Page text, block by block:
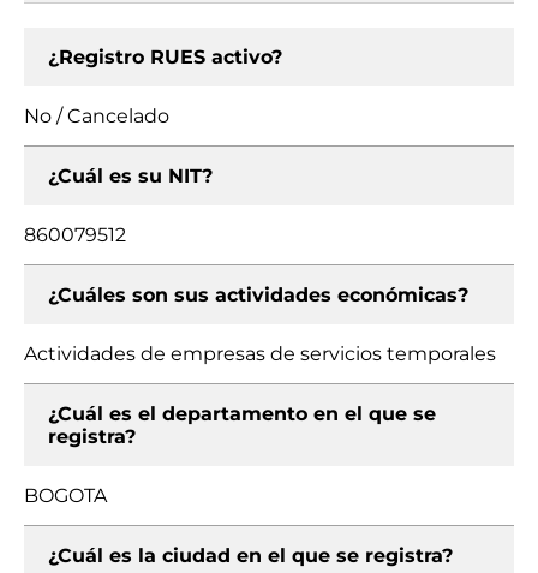
¿Registro RUES activo?
No / Cancelado
¿Cuál es su NIT?
860079512
¿Cuáles son sus actividades económicas?
Actividades de empresas de servicios temporales
¿Cuál es el departamento en el que se
registra?
BOGOTA
¿Cuál es la ciudad en el que se registra?